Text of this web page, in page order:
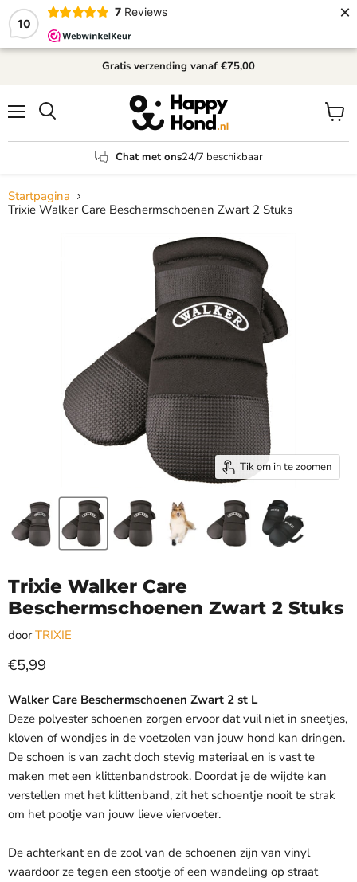
10
7 Reviews ×
Gratis verzending vanaf €75,00
Chat met ons24/7 beschikbaar
Startpagina
Trixie Walker Care Beschermschoenen Zwart 2 Stuks
Tik om in te zoomen
Trixie Walker Care
Beschermschoenen Zwart 2 Stuks
doorTRIXIE
Huidige prijs
€5,99
Walker Care Beschermschoenen Zwart 2 st L
Deze polyester schoenen zorgen ervoor dat vuil niet in sneetjes,
kloven of wondjes in de voetzolen van jouw hond kan dringen.
De schoen is van zacht doch stevig materiaal en is vast te
maken met een klittenbandstrook. Doordat je de wijdte kan
verstellen met het klittenband, zit het schoentje nooit te strak
om het pootje van jouw lieve viervoeter.
De achterkant en de zool van de schoenen zijn van vinyl
waardoor ze tegen een stootje of een wandeling op straat